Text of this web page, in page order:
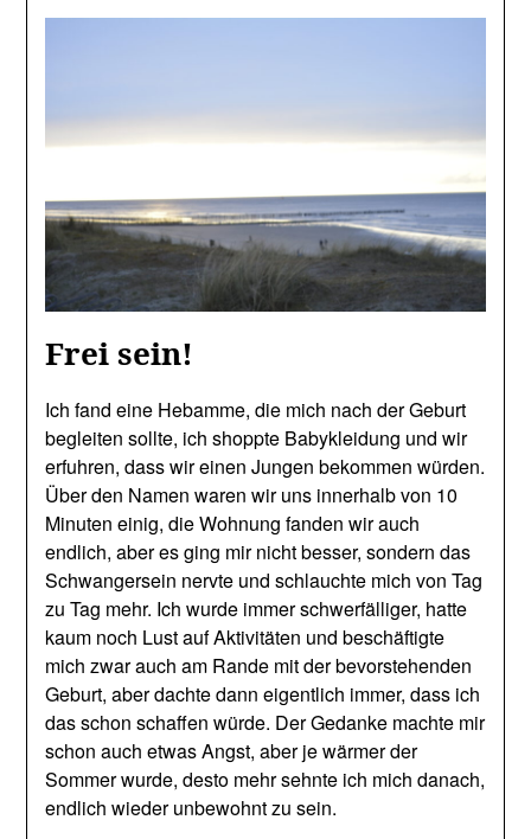
Frei sein!
Ich fand eine Hebamme, die mich nach der Geburt
begleiten sollte, ich shoppte Babykleidung und wir
erfuhren, dass wir einen Jungen bekommen würden.
Über den Namen waren wir uns innerhalb von 10
Minuten einig, die Wohnung fanden wir auch
endlich, aber es ging mir nicht besser, sondern das
Schwangersein nervte und schlauchte mich von Tag
zu Tag mehr. Ich wurde immer schwerfälliger, hatte
kaum noch Lust auf Aktivitäten und beschäftigte
mich zwar auch am Rande mit der bevorstehenden
Geburt, aber dachte dann eigentlich immer, dass ich
das schon schaffen würde. Der Gedanke machte mir
schon auch etwas Angst, aber je wärmer der
Sommer wurde, desto mehr sehnte ich mich danach,
endlich wieder unbewohnt zu sein.